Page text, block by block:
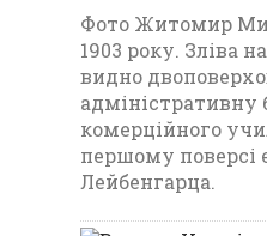
Фото Житомир
1903 року. Зліва
видно
адміністративну
комерційного
першому поверсі
Лейбенгарца.